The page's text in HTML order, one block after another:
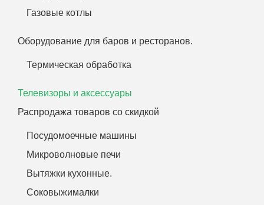
Газовые котлы
Оборудование для баров и ресторанов.
Термическая обработка
Телевизоры и аксессуары
Распродажа товаров со скидкой
Посудомоечные машины
Микроволновые печи
Вытяжки кухонные.
Соковыжималки